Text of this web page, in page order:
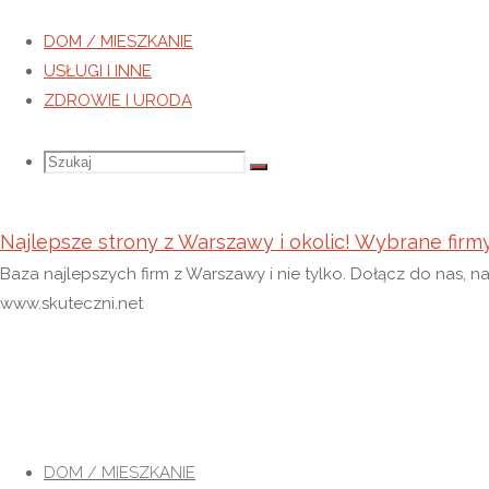
DOM / MIESZKANIE
USŁUGI I INNE
ZDROWIE I URODA
Szukaj
Szukaj:
Szukaj
Najlepsze strony z Warszawy i okolic! Wybrane
Baza najlepszych firm z Warszawy i nie tylko. Dołącz do nas,
www.skuteczni.net
DOM / MIESZKANIE